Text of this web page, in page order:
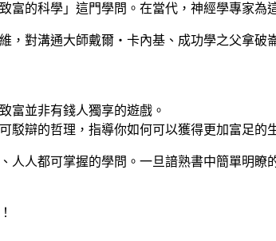
的科學」這門學問。在當代，神經學專家為
，對溝通大師戴爾‧卡內基、成功學之父拿
富並非有錢人獨享的遊戲。
駁辯的哲理，指導你如何可以獲得更加富足的
人都可掌握的學問。一旦諳熟書中簡單明瞭